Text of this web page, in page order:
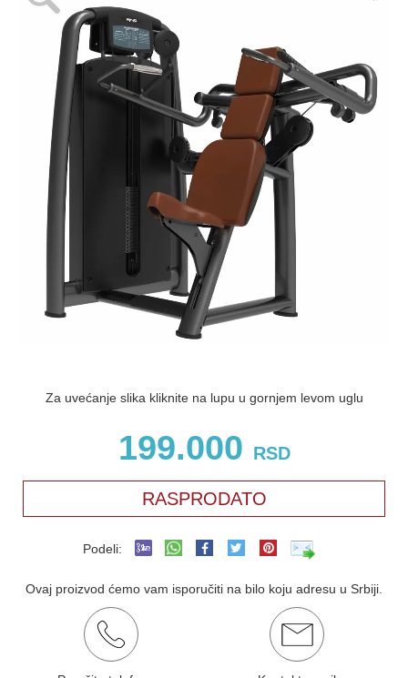
Za uvećanje slika kliknite na lupu u gornjem levom uglu
199.000 RSD
RASPRODATO
Podeli:
Ovaj proizvod ćemo vam isporučiti na bilo koju adresu u Srbiji.